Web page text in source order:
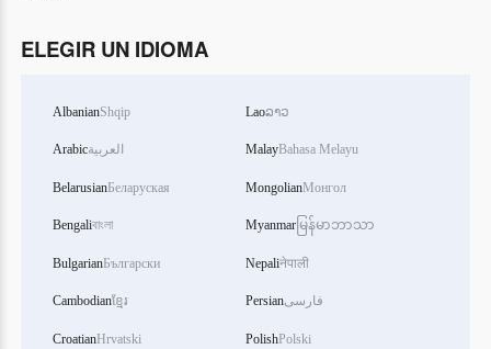
ELEGIR UN IDIOMA
AlbanianShqip
Arabicالعربية
BelarusianБеларуская
Bengaliবাংলা
BulgarianБългарски
Cambodianខ្មែរ
CroatianHrvatski
Laoລາວ
MalayBahasa Melayu
MongolianМонгол
Myanmar မြန်မာဘာသာ
Nepaliनेपाली
Persianفارسی
PolishPolski